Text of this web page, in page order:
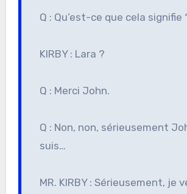
Q : Qu’est-ce que cela signifie
KIRBY : Lara ?
Q : Merci John.
Q : Non, non, sérieusement
suis…
MR. KIRBY : Sérieusement, je